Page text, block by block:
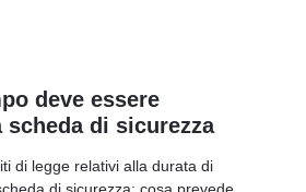
deve essere
scheda di sicurezza
di legge relativi alla durata di
di sicurezza: cosa prevede